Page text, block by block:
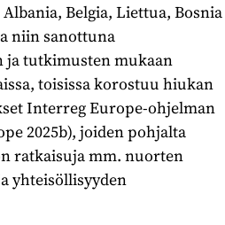
Belgia, Liettua, Bosnia
niin sanottuna
ja tutkimusten mukaan
toisissa korostuu hiukan
Interreg Europe-ohjelman
2025b), joiden pohjalta
ratkaisuja mm. nuorten
yhteisöllisyyden